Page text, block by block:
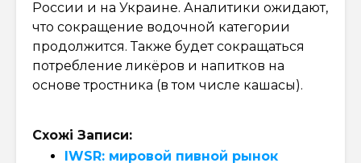
России и на Украине. Аналитики ожидают,
что сокращение водочной категории
продолжится. Также будет сокращаться
потребление ликёров и напитков на
основе тростника (в том числе кашасы).
Схожі Записи:
IWSR: мировой пивной рынок